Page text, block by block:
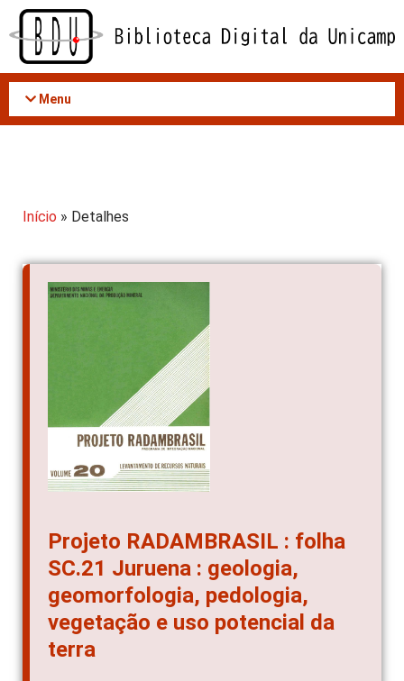
Acessar
conteúdo
Menu
Início » Detalhes
Projeto RADAMBRASIL : folha
SC.21 Juruena : geologia,
geomorfologia, pedologia,
vegetação e uso potencial da
terra